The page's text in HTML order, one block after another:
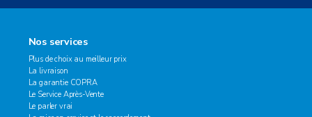
Nos services
Plus de choix au meilleur prix
La livraison
La garantie COPRA
Le Service Après-Vente
Le parler vrai